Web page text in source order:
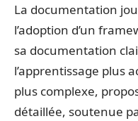
La documentation
l’adoption d’un
sa documentation
l’apprentissage plus
plus complexe,
détaillée, soutenue